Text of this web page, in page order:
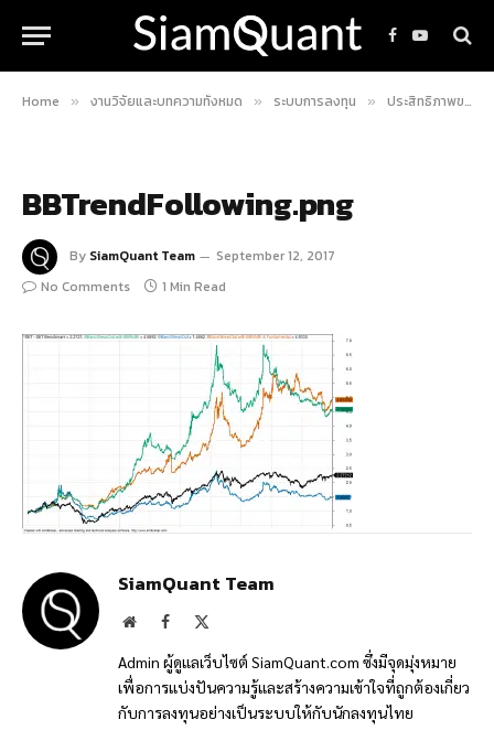
Facebook
YouTube
Home » งานวิจัยและบทความทั้งหมด » ระบบการลงทุน » ประสิทธิภาพของกลยุทธ์ Bollinger Bands Breakout กับตลาดหุ้นไทย
BBTrendFollowing.png
By SiamQuant Team
September 12, 2017
No Comments
1 Min Read
SiamQuant Team
WebsiteFacebook
Admin ผู้ดูแลเว็บไซต์ SiamQuant.com ซึ่งมีจุดมุ่งหมาย
เพื่อการแบ่งปันความรู้และสร้างความเข้าใจที่ถูกต้องเกี่ยว
กับการลงทุนอย่างเป็นระบบให้กับนักลงทุนไทย